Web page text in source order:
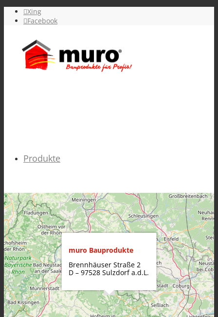
Xing
Facebook
Produkte
Produkte
Alle Produkte
muro Bauprodukte
Brennhäuser Straße 2
D – 97528 Sulzdorf a.d.L.